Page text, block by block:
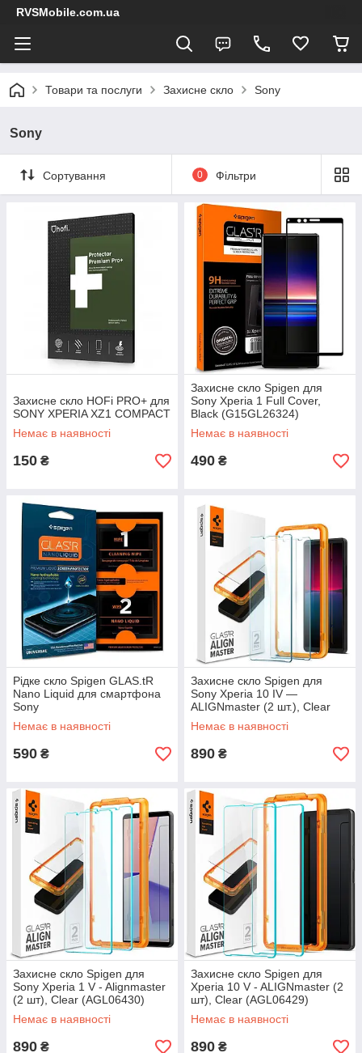
RVSMobile.com.ua
Товари та послуги Захисне скло Sony
Sony
Сортування 0 Фільтри
Захисне скло HOFi PRO+ для
SONY XPERIA XZ1 COMPACT
Немає в наявності
150 ₴
Захисне скло Spigen для
Sony Xperia 1 Full Cover,
Black (G15GL26324)
Немає в наявності
490 ₴
Рідке скло Spigen GLAS.tR
Nano Liquid для смартфона
Sony
Немає в наявності
590 ₴
Захисне скло Spigen для
Sony Xperia 10 IV —
ALIGNmaster (2 шт.), Clear
(AGL04690)
Немає в наявності
890 ₴
Захисне скло Spigen для
Sony Xperia 1 V - Alignmaster
(2 шт), Clear (AGL06430)
Немає в наявності
890 ₴
Захисне скло Spigen для
Xperia 10 V - ALIGNmaster (2
шт), Clear (AGL06429)
Немає в наявності
890 ₴